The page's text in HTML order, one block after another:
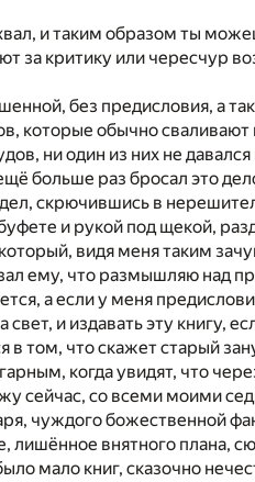
и таким образом ты
за критику или чересчур
без предисловия, а
которые обычно сваливают
ни один из них не
больше раз бросал это
скрючившись в
и рукой под щекой,
видя меня таким
ему, что размышляю над
а если у меня
и издавать эту книгу,
в том, что скажет старый
когда увидят, что
сейчас, со всеми моими
чуждого божественной
лишённое внятного плана,
мало книг, сказочно